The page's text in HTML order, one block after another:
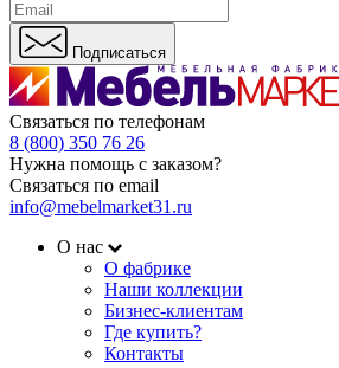
Подписаться
Связаться по телефонам
8 (800) 350 76 26
Нужна помощь с заказом?
Связаться по email
info@mebelmarket31.ru
О нас
О фабрике
Наши коллекции
Бизнес-клиентам
Где купить?
Контакты